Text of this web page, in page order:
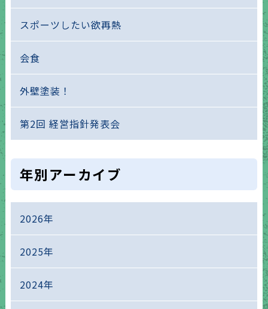
スポーツしたい欲再熱
会食
外壁塗装！
第2回 経営指針発表会
年別アーカイブ
2026年
2025年
2024年